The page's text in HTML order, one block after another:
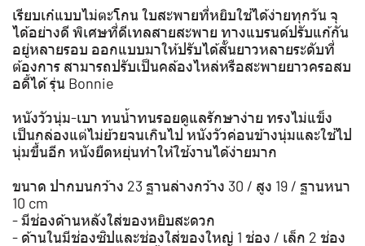
เรียบเก๋แบบไม่ตะโกน ใบสะพายที่หยิบใช้ได้ง่ายทุกวัน จุ
ได้อย่างดี พิเศษที่ดีเทลสายสะพาย ทางแบรนด์ปรับแก้กัน
อยู่หลายรอบ ออกแบบมาให้ปรับได้สั้นยาวหลายระดับที่
ต้องการ สามารถปรับเป็นคล้องไหล่หรือสะพายยาวครอสบ
อดี้ได้ รุ่น Bonnie
หนังวัวนุ่ม-เบา ทนน้ำทนรอยดูแลรักษาง่าย ทรงไม่แข็ง
เป็นกล่องแต่ไม่ย้วยจนเกินไป หนังวัวค่อนข้างนุ่มและใช้ไป
นุ่มขึ้นอีก หนังยืดหยุ่นทำให้ใช้งานได้ง่ายมาก
ขนาด ปากบนกว้าง 23 ฐานล่างกว้าง 30 / สูง 19 / ฐานหนา
10 cm
- มีช่องด้านหลังใส่ของหยิบสะดวก
- ด้านในมีช่องซิปและช่องใส่ของใหญ่ 1 ช่อง / เล็ก 2 ช่อง